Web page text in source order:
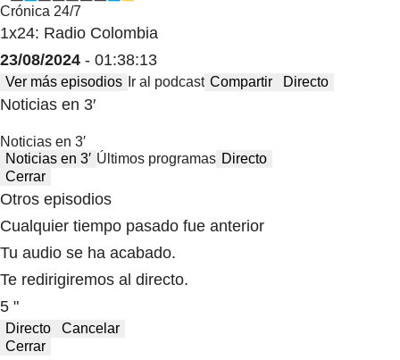
Crónica 24/7
1x24: Radio Colombia
23/08/2024 - 01:38:13
Ver más episodios Ir al podcast Compartir Directo
Noticias en 3′
Noticias en 3′
Noticias en 3′ Últimos programas Directo
Cerrar
Otros episodios
Cualquier tiempo pasado fue anterior
Tu audio se ha acabado.
Te redirigiremos al directo.
5 "
Directo
Cancelar
Cerrar